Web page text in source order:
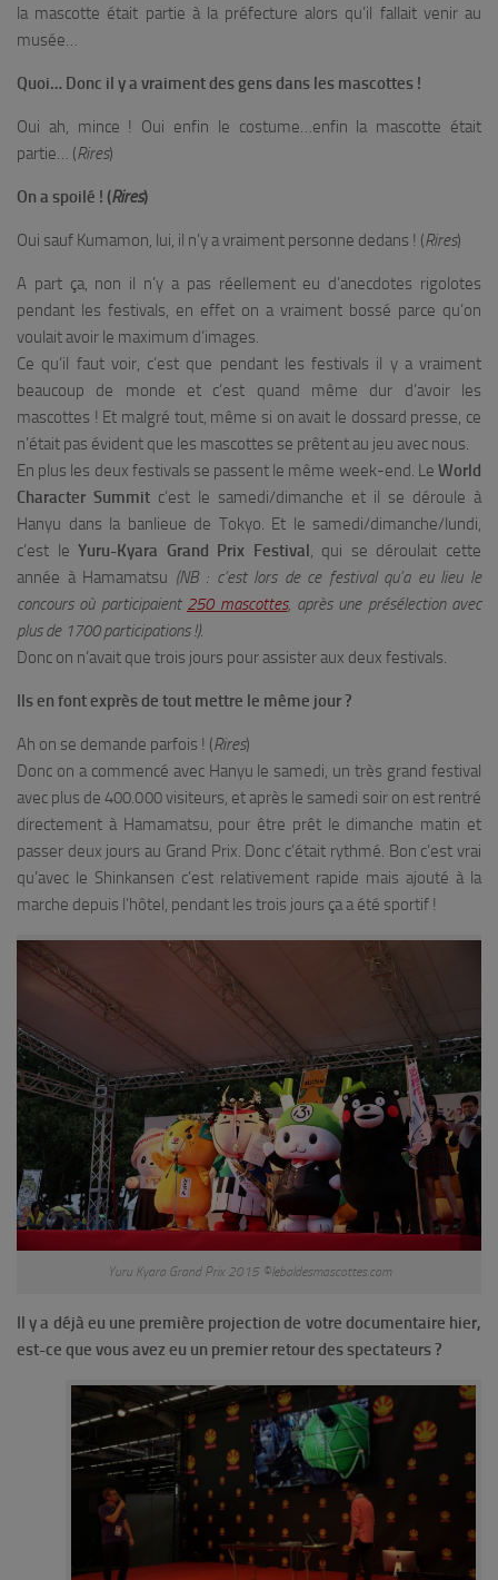
la mascotte était partie à la préfecture alors qu’il fallait venir au
musée…
Quoi… Donc il y a vraiment des gens dans les mascottes !
Oui ah, mince ! Oui enfin le costume…enfin la mascotte était
partie… (Rires)
On a spoilé ! (Rires)
Oui sauf Kumamon, lui, il n’y a vraiment personne dedans ! (Rires)
A part ça, non il n’y a pas réellement eu d’anecdotes rigolotes
pendant les festivals, en effet on a vraiment bossé parce qu’on
voulait avoir le maximum d’images.
Ce qu’il faut voir, c’est que pendant les festivals il y a vraiment
beaucoup de monde et c’est quand même dur d’avoir les
mascottes ! Et malgré tout, même si on avait le dossard presse, ce
n’était pas évident que les mascottes se prêtent au jeu avec nous.
En plus les deux festivals se passent le même week-end. Le World
Character Summit c’est le samedi/dimanche et il se déroule à
Hanyu dans la banlieue de Tokyo. Et le samedi/dimanche/lundi,
c’est leYuru-Kyara Grand Prix Festival , qui se déroulait cette
année à Hamamatsu (NB : c’est lors de ce festival qu’a eu lieu le
concours où participaient 250 mascottes, après une présélection avec
plus de 1700 participations !).
Donc on n’avait que trois jours pour assister aux deux festivals.
Ils en font exprès de tout mettre le même jour ?
Ah on se demande parfois ! (Rires)
Donc on a commencé avec Hanyu le samedi, un très grand festival
avec plus de 400.000 visiteurs, et après le samedi soir on est rentré
directement à Hamamatsu, pour être prêt le dimanche matin et
passer deux jours au Grand Prix. Donc c’était rythmé. Bon c’est vrai
qu’avec le Shinkansen c’est relativement rapide mais ajouté à la
marche depuis l’hôtel, pendant les trois jours ça a été sportif !
Yuru Kyara Grand Prix 2015 ©lebaldesmascottes.com
Il y a déjà eu une première projection de votre documentaire hier,
est-ce que vous avez eu un premier retour des spectateurs ?